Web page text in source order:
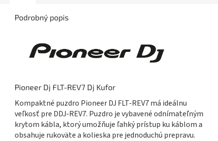
Podrobný popis
Pioneer Dj FLT-REV7 Dj Kufor
Kompaktné puzdro Pioneer DJ FLT-REV7 má ideálnu
veľkosť pre DDJ-REV7. Puzdro je vybavené odnímateľným
krytom kábla, ktorý umožňuje ľahký prístup ku káblom a
obsahuje rukoväte a kolieska pre jednoduchú prepravu.